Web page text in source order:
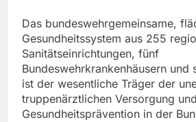
Das bundeswehrgemeinsame,
Gesundheitssystem aus 255
Sanitätseinrichtungen, fünf
Bundeswehrkrankenhäusern und
ist der wesentliche Träger der
truppenärztlichen Versorgung
Gesundheitsprävention in der